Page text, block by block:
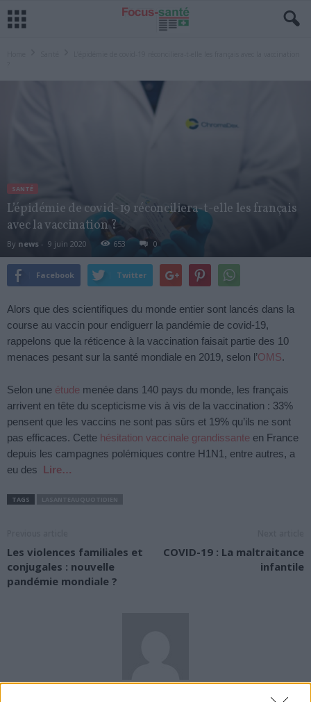
SANTÉ
L’épidémie de covid-19 réconciliera-t-elle les français
avec la vaccination ?
By news - 9 juin 2020 653 0
Facebook Twitter
Alors que des scientifiques du monde entier sont lancés dans la
course au vaccin pour endiguerr la pandémie de covid-19,
rappelons que la réticence à la vaccination faisait partie des 10
menaces pesant sur la santé mondiale en 2019, selon l’OMS.
Selon une étude menée dans 140 pays du monde, les français
arrivent en tête du scepticisme vis à vis de la vaccination : 33%
pensent que les vaccins ne sont pas sûrs et 19% qu’ils ne sont
pas efficaces. Cette hésitation vaccinale grandissante en France
depuis les campagnes polémiques contre H1N1, entre autres, a
eu des
Lire…
TAGS
Les violences familiales et
conjugales : nouvelle
pandémie mondiale ?
COVID-19 : La maltraitance
infantile